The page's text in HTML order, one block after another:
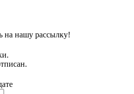
на нашу рассылку!